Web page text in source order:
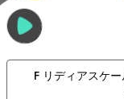
Fリディアスケ